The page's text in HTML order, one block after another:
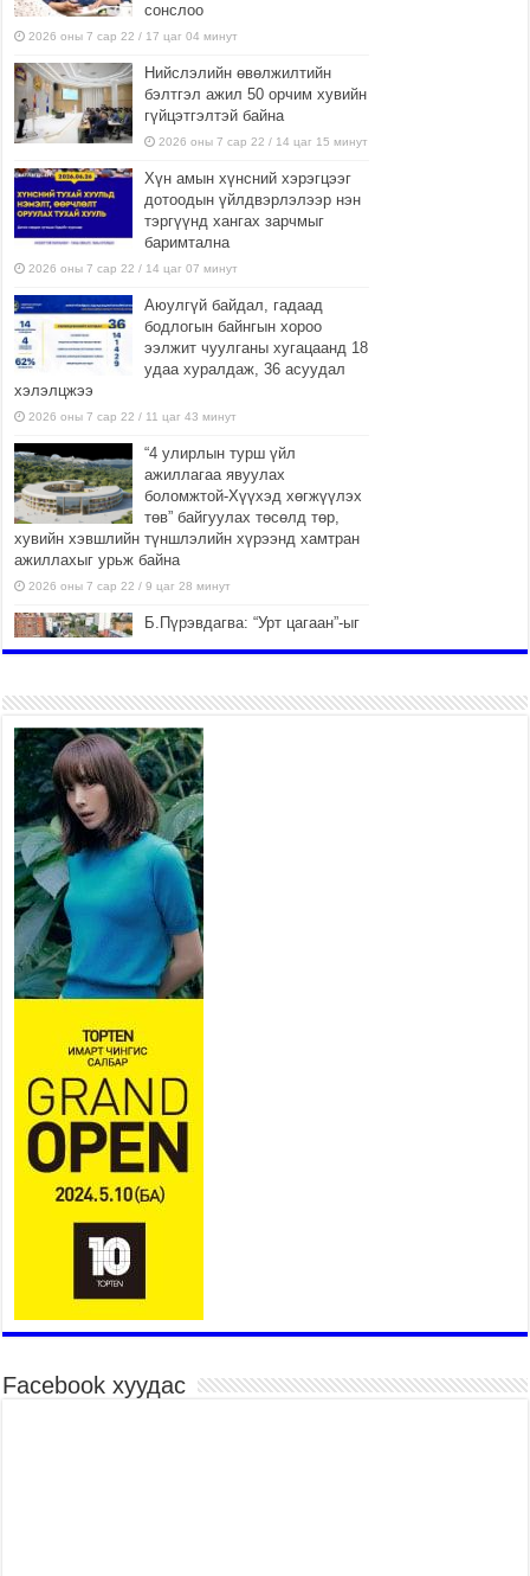
сонслоо
2026 оны 7 сар 22 / 17 цаг 04 минут
Нийслэлийн өвөлжилтийн
бэлтгэл ажил 50 орчим хувийн
гүйцэтгэлтэй байна
2026 оны 7 сар 22 / 14 цаг 15 минут
Хүн амын хүнсний хэрэгцээг
дотоодын үйлдвэрлэлээр нэн
тэргүүнд хангах зарчмыг
баримтална
2026 оны 7 сар 22 / 14 цаг 07 минут
Аюулгүй байдал, гадаад
бодлогын байнгын хороо
ээлжит чуулганы хугацаанд 18
удаа хуралдаж, 36 асуудал
хэлэлцжээ
2026 оны 7 сар 22 / 11 цаг 43 минут
“4 улирлын турш үйл
ажиллагаа явуулах
боломжтой-Хүүхэд хөгжүүлэх
төв” байгуулах төсөлд төр,
хувийн хэвшлийн түншлэлийн хүрээнд хамтран
ажиллахыг урьж байна
2026 оны 7 сар 22 / 9 цаг 28 минут
Б.Пүрэвдагва: “Урт цагаан”-ыг
2026 оны 7 сар 21 / 16 цаг 47 минут
Тусгай замын автобус /BRT/
төслийн удирдах хорооны
ээлжит хуралдаан боллоо
2026 оны 7 сар 21 / 16 цаг 43 минут
Ерөнхий сайд Н.Учрал БНХАУ-аас Монгол Улсад
суугаа Элчин сайд Шэнь Миньжюанийг хүлээн
авч уулзав
2026 оны 7 сар 21 / 16 цаг 39 минут
БҮГД НАЙРАМДАХ ТАЖИКИСТАН УЛСТАЙ
ЭДИЙН ЗАСГИЙН ХАМТЫН АЖИЛЛАГААГ
ӨРГӨЖҮҮЛНЭ
2026 оны 7 сар 21 / 16 цаг 34 минут
26,992 суралцагч хотхоны бага сургуульд, 8100
суралцагч төрөлжсөн ахлах сургуульд
суралцана
2026 оны 7 сар 21 / 13 цаг 43 минут
COP17 хурлын үеэрх замын хөдөлгөөн, нийтийн
тээврийн зохицуулалт, сургууль, цэцэрлэг, зах,
иргэдэд мэдээлэхийг үүрэг болголоо
2026 оны 7 сар 21 / 11 цаг 59 минут
Гэр бүлийн хэрэг шүүхэд хянан шийдвэрлэх
тухай хуулиар хүүхдийн дээд ашиг сонирхлыг
нэн тэргүүнд хангахыг баталгаажууллаа
Б.Пүрэвдагва: “Туул-1” коллекторыг ашиглалтад
Facebook хуудас